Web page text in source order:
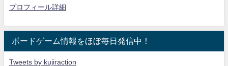
プロフィール詳細
ボードゲーム情報をほぼ毎日発信中！
Tweets by kujiraction